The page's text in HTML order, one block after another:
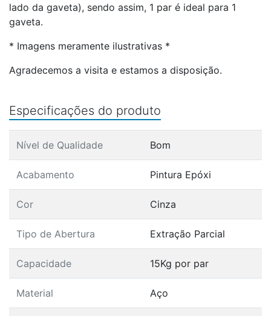
lado da gaveta), sendo assim, 1 par é ideal para 1
gaveta.
* Imagens meramente ilustrativas *
Agradecemos a visita e estamos a disposição.
Especificações do produto
Nível de Qualidade Bom
Acabamento Pintura Epóxi
Cor Cinza
Tipo de Abertura Extração Parcial
Capacidade 15Kg por par
Material Aço